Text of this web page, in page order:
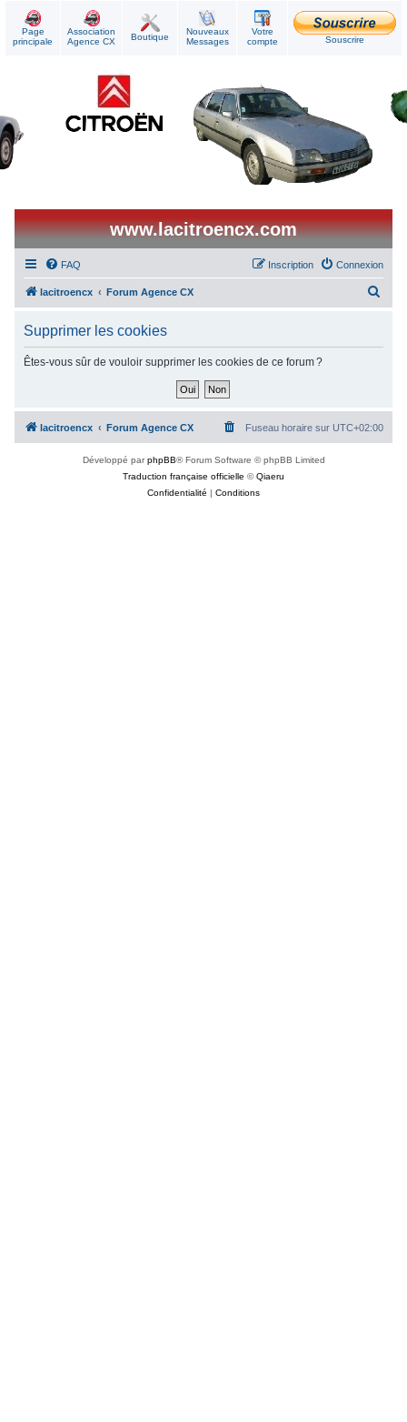
Page
principale
Association
Agence CX
Boutique
Nouveaux
Messages
Votre
compte
Souscrire
www.lacitroencx.com
FAQ Connexion
Inscription
lacitroencx Forum Agence CX
c
h
Supprimer les cookies
Êtes-vous sûr de vouloir supprimer les cookies de ce forum ?
lacitroencx Forum Agence CX Fuseau horaire sur UTC+02:00
Développé parphpBB® Forum Software © phpBB Limited
Traduction française officielle ©Qiaeru
Confidentialité | Conditions